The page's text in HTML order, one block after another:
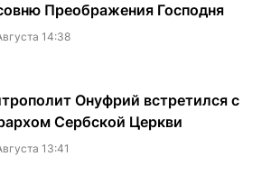
Преображения Господня
14:38
Онуфрий встретился с
Сербской Церкви
13:41